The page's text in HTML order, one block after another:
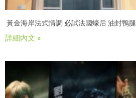
黃金海岸法式情調 必試法國蠔后 油封鴨腿
詳細內文 »